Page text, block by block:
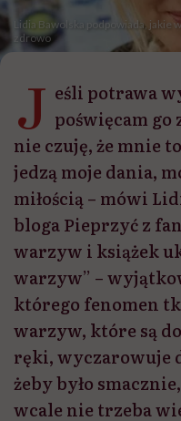
Lidia Bawolska podpowiada, jakie
zdrowo
J eśli potrawa
poświęcam
nie czuję, że mnie
jedzą moje dania,
miłością – mówi
bloga Pieprzyć z
warzyw i książek
warzyw” –
którego fenomen
warzyw, które są
ręki, wyczarowuje
żeby było
wcale nie trzeba